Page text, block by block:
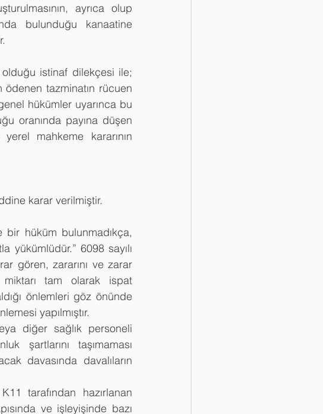
ayrıca olup
bulunduğu kanaatine
istinaf dilekçesi ile;
tazminatın rücuen
hükümler uyarınca bu
oranında payına düşen
mahkeme kararının
karar verilmiştir.
bir hüküm bulunmadıkça,
yükümlüdür.” 6098 sayılı
gören, zararını ve zarar
miktarı tam olarak ispat
önlemleri göz önünde
yapılmıştır.
diğer sağlık personeli
şartlarını taşımaması
davasında davalıların
tarafından hazırlanan
ve işleyişinde bazı